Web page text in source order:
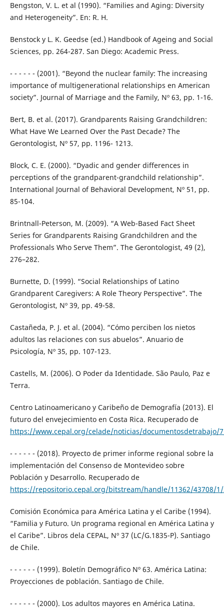
Bengston, V. L. et al (1990). “Families and Aging: Diversity
and Heterogeneity”. En: R. H.
Benstock y L. K. Geedse (ed.) Handbook of Ageing and Social
Sciences, pp. 264-287. San Diego: Academic Press.
- - - - - - (2001). “Beyond the nuclear family: The increasing
importance of multigenerational relationships en American
society”. Journal of Marriage and the Family, Nº 63, pp. 1-16.
Bert, B. et al. (2017). Grandparents Raising Grandchildren:
What Have We Learned Over the Past Decade? The
Gerontologist, Nº 57, pp. 1196- 1213.
Block, C. E. (2000). “Dyadic and gender differences in
perceptions of the grandparent-grandchild relationship”.
International Journal of Behavioral Development, Nº 51, pp.
85-104.
Brintnall-Peterson, M. (2009). “A Web-Based Fact Sheet
Series for Grandparents Raising Grandchildren and the
Professionals Who Serve Them”. The Gerontologist, 49 (2),
276–282.
Burnette, D. (1999). “Social Relationships of Latino
Grandparent Caregivers: A Role Theory Perspective”. The
Gerontologist, Nº 39, pp. 49-58.
Castañeda, P. J. et al. (2004). “Cómo perciben los nietos
adultos las relaciones con sus abuelos”. Anuario de
Psicología, Nº 35, pp. 107-123.
Castells, M. (2006). O Poder da Identidade. São Paulo, Paz e
Terra.
Centro Latinoamericano y Caribeño de Demografía (2013). El
futuro del envejecimiento en Costa Rica. Recuperado de
https://www.cepal.org/celade/noticias/documentosdetrabajo/
- - - - - - (2018). Proyecto de primer informe regional sobre la
implementación del Consenso de Montevideo sobre
Población y Desarrollo. Recuperado de
https://repositorio.cepal.org/bitstream/handle/11362/43708/1/
Comisión Económica para América Latina y el Caribe (1994).
“Familia y Futuro. Un programa regional en América Latina y
el Caribe”. Libros dela CEPAL, Nº 37 (LC/G.1835-P). Santiago
de Chile.
- - - - - - (1999). Boletín Demográfico Nº 63. América Latina:
Proyecciones de población. Santiago de Chile.
- - - - - - (2000). Los adultos mayores en América Latina.